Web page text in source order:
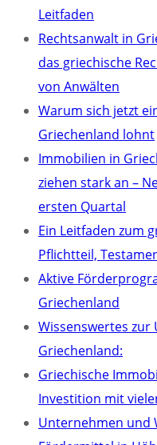
Leitfaden
Rechtsanwalt in
das griechische
von Anwälten
Warum sich jetzt
Griechenland lohnt
Immobilien in
ziehen stark an –
ersten Quartal
Ein Leitfaden zum
Pflichtteil,
Aktive
Griechenland
Wissenswertes
Griechenland:
Griechische
Investition mit
Unternehmen und